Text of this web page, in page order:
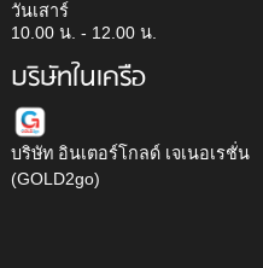
วันเสาร์
10.00 น. - 12.00 น.
บริษัทในเครือ
บริษัท อินเตอร์โกลด์ เจเนอเรชั่น
(GOLD2go)